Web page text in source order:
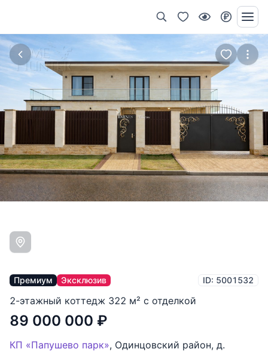
Премиум Эксклюзив ID: 5001532
2-этажный коттедж 322 м² с отделкой
89 000 000 ₽
КП «Папушево парк», Одинцовский район, д.